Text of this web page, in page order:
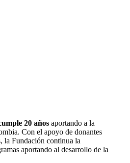
20 añosaportando a la
Con el apoyo de donantes
la Fundación continua la
aportando al desarrollo de la